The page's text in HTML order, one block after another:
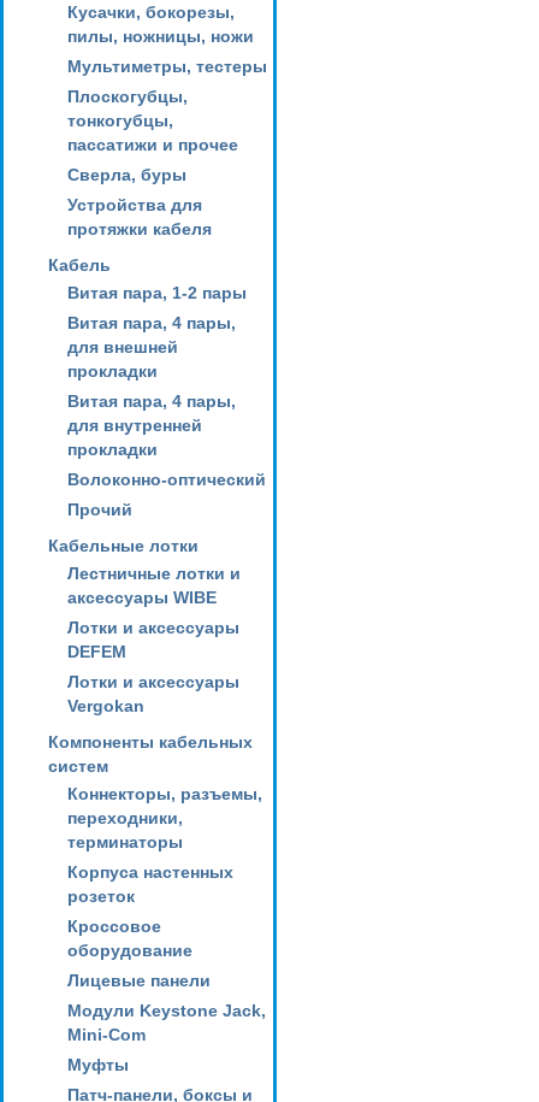
Кусачки, бокорезы,
пилы, ножницы, ножи
Мультиметры, тестеры
Плоскогубцы,
тонкогубцы,
пассатижи и прочее
Сверла, буры
Устройства для
протяжки кабеля
Кабель
Витая пара, 1-2 пары
Витая пара, 4 пары,
для внешней
прокладки
Витая пара, 4 пары,
для внутренней
прокладки
Волоконно-оптический
Прочий
Кабельные лотки
Лестничные лотки и
аксессуары WIBE
Лотки и аксессуары
DEFEM
Лотки и аксессуары
Vergokan
Компоненты кабельных
систем
Коннекторы, разъемы,
переходники,
терминаторы
Корпуса настенных
розеток
Кроссовое
оборудование
Лицевые панели
Модули Keystone Jack,
Mini-Com
Муфты
Патч-панели, боксы и